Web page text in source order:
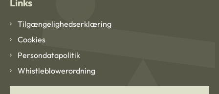
Links
Tilgængelighedserklæring
Cookies
Persondatapolitik
Whistleblowerordning